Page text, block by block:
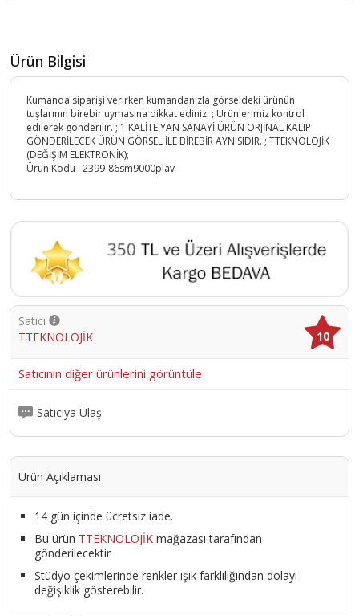
Ürün Bilgisi
Kumanda siparişi verirken kumandanızla görseldeki ürünün
tuşlarının birebir uymasına dikkat ediniz. ; Ürünlerimiz kontrol
edilerek gönderilir. ; 1.KALİTE YAN SANAYİ ÜRÜN ORJİNAL KALIP
GÖNDERİLECEK ÜRÜN GÖRSEL İLE BİREBİR AYNISIDIR. ; TTEKNOLOJİK
(DEĞİŞİM ELEKTRONİK);
Ürün Kodu : 2399-86sm9000plav
Satıcı
TTEKNOLOJİK
10
Satıcının diğer ürünlerini görüntüle
Satıcıya Ulaş
Ürün Açıklaması
14 gün içinde ücretsiz iade.
Bu ürün TTEKNOLOJİK mağazası tarafından
gönderilecektir
Stüdyo çekimlerinde renkler ışık farklılığından dolayı
değişiklik gösterebilir.